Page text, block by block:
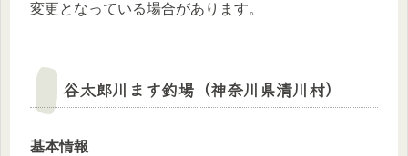
変更となっている場合があります。
谷太郎川ます釣場（神奈川県清川村）
基本情報